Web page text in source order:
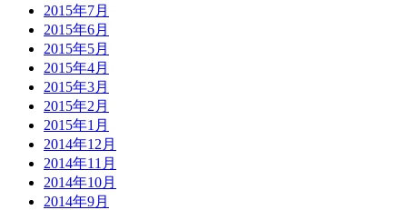
2015年7月
2015年6月
2015年5月
2015年4月
2015年3月
2015年2月
2015年1月
2014年12月
2014年11月
2014年10月
2014年9月